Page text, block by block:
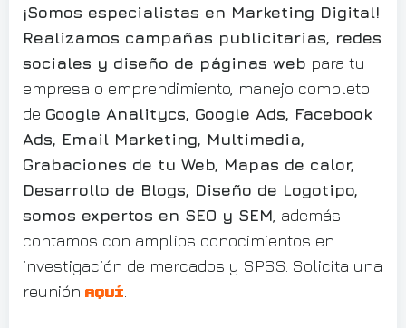
¡Somos especialistas en Marketing Digital!
Realizamos campañas publicitarias, redes
sociales y diseño de páginas web para tu
empresa o emprendimiento, manejo completo
de Google Analitycs, Google Ads, Facebook
Ads, Email Marketing, Multimedia,
Grabaciones de tu Web, Mapas de calor,
Desarrollo de Blogs, Diseño de Logotipo,
somos expertos en SEO y SEM , además
contamos con amplios conocimientos en
investigación de mercados y SPSS. Solicita una
reunión aquí